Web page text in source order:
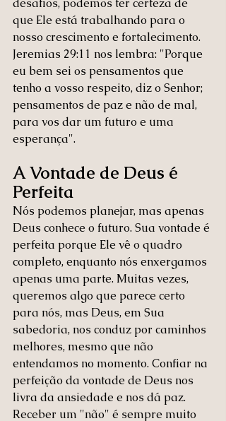
desafios, podemos ter certeza de
que Ele está trabalhando para o
nosso crescimento e fortalecimento.
Jeremias 29:11 nos lembra: "Porque
eu bem sei os pensamentos que
tenho a vosso respeito, diz o Senhor;
pensamentos de paz e não de mal,
para vos dar um futuro e uma
esperança".
A Vontade de Deus é
Perfeita
Nós podemos planejar, mas apenas
Deus conhece o futuro. Sua vontade é
perfeita porque Ele vê o quadro
completo, enquanto nós enxergamos
apenas uma parte. Muitas vezes,
queremos algo que parece certo
para nós, mas Deus, em Sua
sabedoria, nos conduz por caminhos
melhores, mesmo que não
entendamos no momento. Confiar na
perfeição da vontade de Deus nos
livra da ansiedade e nos dá paz.
Receber um "não" é sempre muito